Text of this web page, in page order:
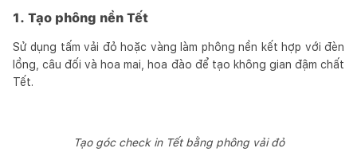
1. Tạo phông nền Tết
Sử dụng tấm vải đỏ hoặc vàng làm phông nền kết hợp với đèn
lồng, câu đối và hoa mai, hoa đào để tạo không gian đậm chất
Tết.
Tạo góc check in Tết bằng phông vải đỏ